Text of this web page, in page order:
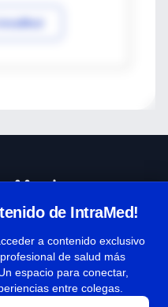
de IntraMed!
a contenido exclusivo
de salud más
espacio para conectar,
entre colegas.